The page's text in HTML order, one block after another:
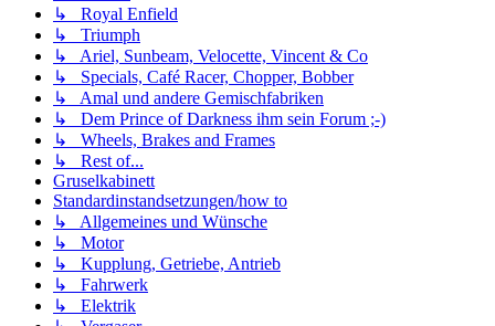
↳ Royal Enfield
↳ Triumph
↳ Ariel, Sunbeam, Velocette, Vincent & Co
↳ Specials, Café Racer, Chopper, Bobber
↳ Amal und andere Gemischfabriken
↳ Dem Prince of Darkness ihm sein Forum ;-)
↳ Wheels, Brakes and Frames
↳ Rest of...
Gruselkabinett
Standardinstandsetzungen/how to
↳ Allgemeines und Wünsche
↳ Motor
↳ Kupplung, Getriebe, Antrieb
↳ Fahrwerk
↳ Elektrik